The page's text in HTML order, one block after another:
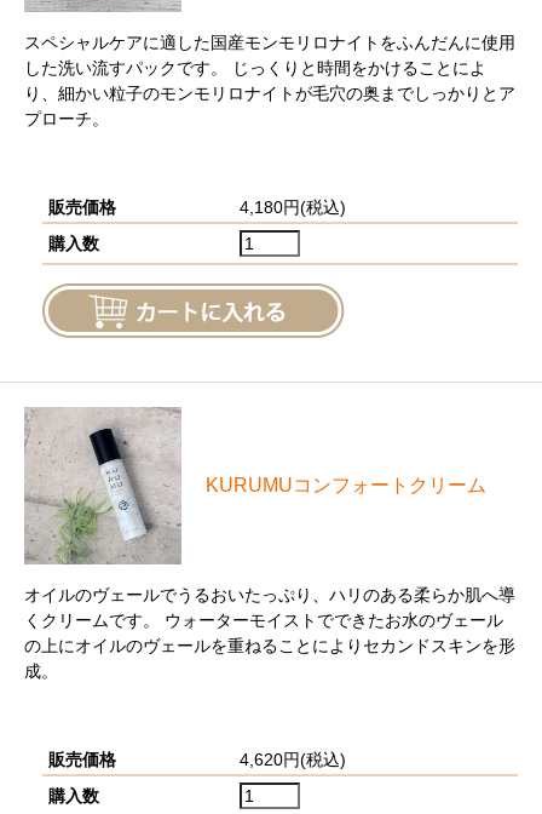
スペシャルケアに適した国産モンモリロナイトをふんだんに使用
した洗い流すパックです。 じっくりと時間をかけることによ
り、細かい粒子のモンモリロナイトが毛穴の奥までしっかりとア
プローチ。
販売価格
4,180円(税込)
購入数
KURUMUコンフォートクリーム
オイルのヴェールでうるおいたっぷり、ハリのある柔らか肌へ導
くクリームです。 ウォーターモイストでできたお水のヴェール
の上にオイルのヴェールを重ねることによりセカンドスキンを形
成。
販売価格
4,620円(税込)
購入数